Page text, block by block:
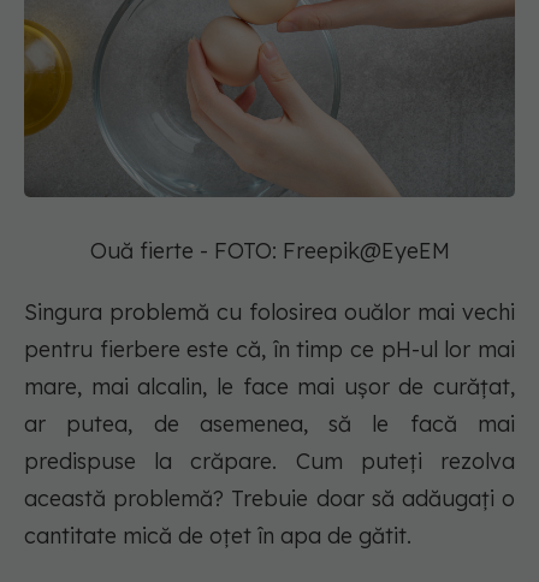
Ouă fierte - FOTO: Freepik@EyeEM
Singura problemă cu folosirea ouălor mai vechi
pentru fierbere este că, în timp ce pH-ul lor mai
mare, mai alcalin, le face mai ușor de curățat,
ar putea, de asemenea, să le facă mai
predispuse la crăpare. Cum puteți rezolva
această problemă? Trebuie doar să adăugați o
cantitate mică de oțet în apa de gătit.